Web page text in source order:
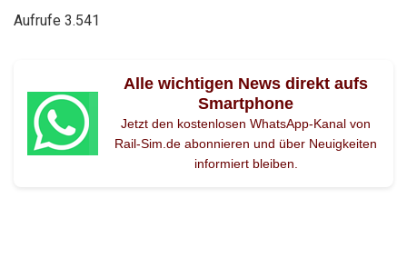
Aufrufe 3.541
Alle wichtigen News direkt aufs
Smartphone
Jetzt den kostenlosen WhatsApp-Kanal von
Rail-Sim.de abonnieren und über Neuigkeiten
informiert bleiben.